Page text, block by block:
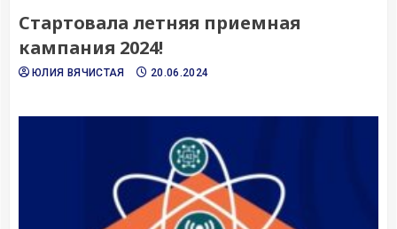
Стартовала летняя приемная
кампания 2024!
ЮЛИЯ ВЯЧИСТАЯ 20.06.2024